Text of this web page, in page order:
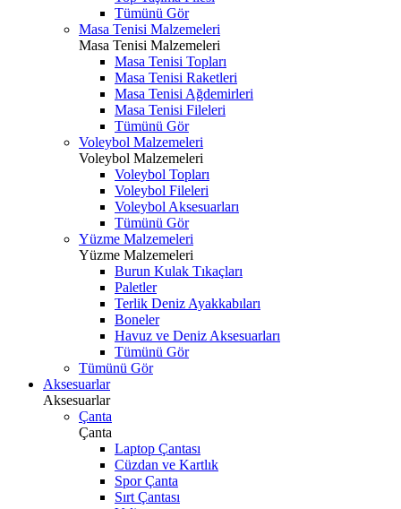
Tümünü Gör
Masa Tenisi Malzemeleri
Masa Tenisi Malzemeleri
Masa Tenisi Topları
Masa Tenisi Raketleri
Masa Tenisi Ağdemirleri
Masa Tenisi Fileleri
Tümünü Gör
Voleybol Malzemeleri
Voleybol Malzemeleri
Voleybol Topları
Voleybol Fileleri
Voleybol Aksesuarları
Tümünü Gör
Yüzme Malzemeleri
Yüzme Malzemeleri
Burun Kulak Tıkaçları
Paletler
Terlik Deniz Ayakkabıları
Boneler
Havuz ve Deniz Aksesuarları
Tümünü Gör
Tümünü Gör
Aksesuarlar
Aksesuarlar
Çanta
Çanta
Laptop Çantası
Cüzdan ve Kartlık
Spor Çanta
Sırt Çantası